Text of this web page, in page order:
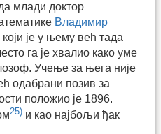
млади доктор
Владимир
који је у њему већ тада
га је хвалио како уме
Учење за њега није
одабрани позив за
положио је 1896.
25) и као најбољи ђак